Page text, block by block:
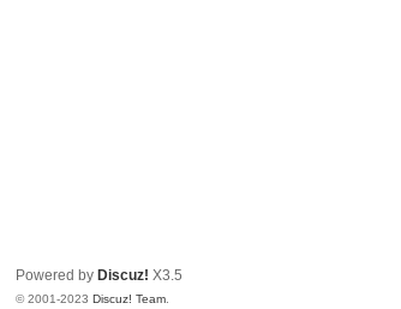
Powered by Discuz! X3.5
© 2001-2023Discuz! Team